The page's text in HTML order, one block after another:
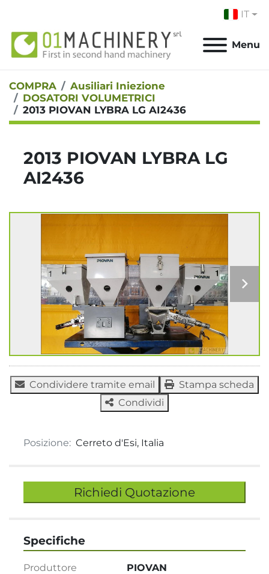
IT
Menu
COMPRA
Ausiliari Iniezione
DOSATORI VOLUMETRICI
2013 PIOVAN LYBRA LG AI2436
2013 PIOVAN LYBRA LG
AI2436
Condividere tramite email
Stampa scheda
Condividi
Posizione: Cerreto d'Esi, Italia
Richiedi Quotazione
Specifiche
Produttore PIOVAN